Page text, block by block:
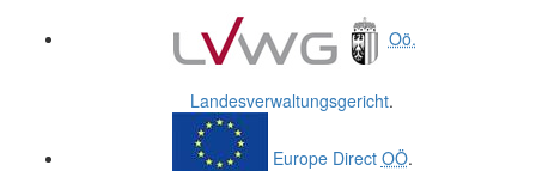
Oö.
Landesverwaltungsgericht.
Europe Direct OÖ.